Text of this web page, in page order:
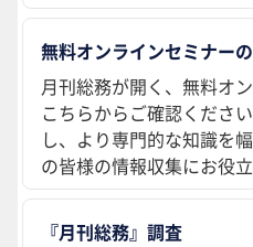
無料オンラインセミナー
月刊総務が開く、無料オ
こちらからご確認くださ
し、より専門的な知識を
の皆様の情報収集にお役立
『月刊総務』調査